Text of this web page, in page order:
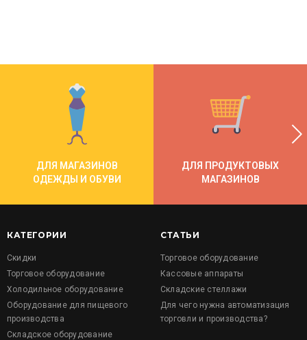
ДЛЯ МАГАЗИНОВ
ОДЕЖДЫ И ОБУВИ
ДЛЯ ПРОДУКТОВЫХ
МАГАЗИНОВ
КАТЕГОРИИ
Скидки
Торговое оборудование
Холодильное оборудование
Оборудование для пищевого
производства
Складское оборудование
СТАТЬИ
Торговое оборудование
Кассовые аппараты
Складские стеллажи
Для чего нужна автоматизация
торговли и производства?